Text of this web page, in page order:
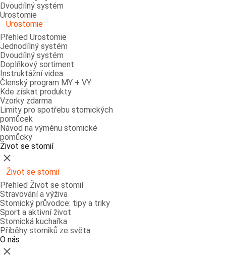
Dvoudílný systém
Urostomie
Urostomie
Přehled Urostomie
Jednodílný systém
Dvoudílný systém
Doplňkový sortiment
Instruktážní videa
Členský program MY + VY
Kde získat produkty
Vzorky zdarma
Limity pro spotřebu stomických
pomůcek
Návod na výměnu stomické
pomůcky
Život se stomií
Zavřít
Život se stomií
Přehled Život se stomií
Stravování a výživa
Stomický průvodce: tipy a triky
Sport a aktivní život
Stomická kuchařka
Příběhy stomiků ze světa
O nás
Zavřít